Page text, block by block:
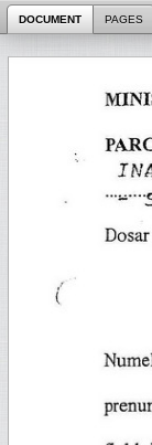
DOCUMENT PAGES